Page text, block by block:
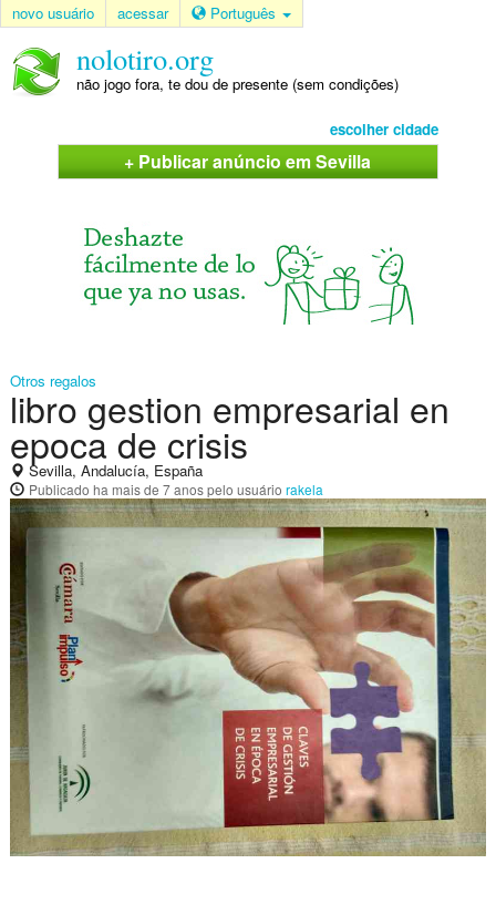
novo usuário acessar Português
nolotiro.org
não jogo fora, te dou de presente (sem condições)
escolher cidade
+ Publicar anúncio em Sevilla
Otros regalos
libro gestion empresarial en
epoca de crisis
Sevilla, Andalucía, España
Publicado ha mais de 7 anospelo usuário rakela